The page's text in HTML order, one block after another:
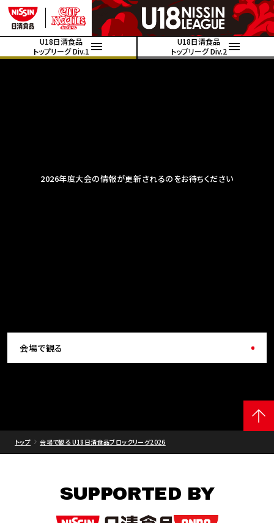
U18日清食品
トップリーグ Div.1
U18日清食品
トップリーグ Div.2
2026年度大会の情報が更新されるのをお待ちください
会場で観る
トップ 会場で観る U18日清食品ブロックリーグ2026
SUPPORTED BY